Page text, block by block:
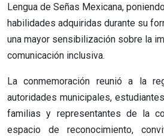
Lengua de Señas Mexicana,
habilidades adquiridas durante su
una mayor sensibilización sobre la
comunicación inclusiva.
La conmemoración reunió a la
autoridades municipales,
familias y representantes de la
espacio de reconocimiento,